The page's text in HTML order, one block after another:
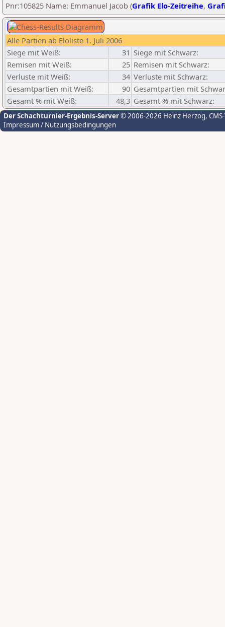
Pnr:105825 Name: Emmanuel Jacob (Grafik Elo-Zeitreihe,
Alle Partien ab Eloliste 1. Juli 2006
Siege mit Weiß:
31 Siege mit Schwarz:
Remisen mit Weiß:
25 Remisen mit Schwarz:
Verluste mit Weiß:
34 Verluste mit Schwarz:
Gesamtpartien mit Weiß:
90 Gesamtpartien mit
Gesamt % mit Weiß:
48,3 Gesamt % mit Schwarz:
Der Schachturnier-Ergebnis-Server© 2006-2026 Heinz Herzog,
Impressum / Nutzungsbedingungen